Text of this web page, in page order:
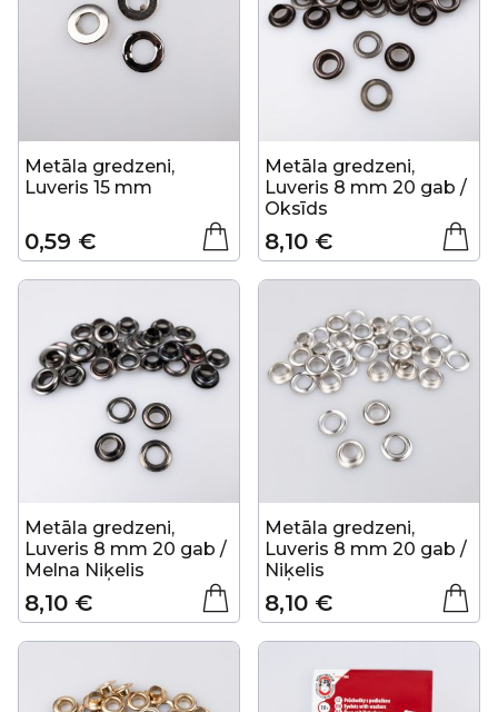
Metāla gredzeni,
Luveris 15 mm
0,59 €
Metāla gredzeni,
Luveris 8 mm 20 gab /
Oksīds
8,10 €
Metāla gredzeni,
Luveris 8 mm 20 gab /
Melna Niķelis
8,10 €
Metāla gredzeni,
Luveris 8 mm 20 gab /
Niķelis
8,10 €